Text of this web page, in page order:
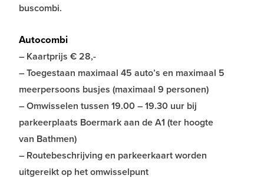
buscombi.
Autocombi
– Kaartprijs € 28,-
– Toegestaan maximaal 45 auto’s en maximaal 5
meerpersoons busjes (maximaal 9 personen)
– Omwisselen tussen 19.00 – 19.30 uur bij
parkeerplaats Boermark aan de A1 (ter hoogte
van Bathmen)
– Routebeschrijving en parkeerkaart worden
uitgereikt op het omwisselpunt